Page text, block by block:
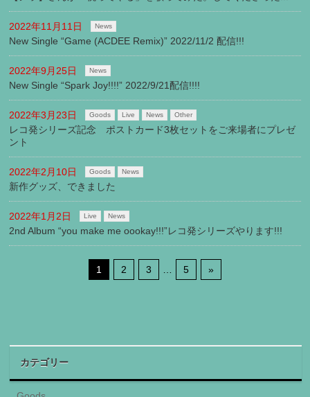
2022年11月11日 News
New Single “Game (ACDEE Remix)” 2022/11/2 配信!!!
2022年9月25日 News
New Single “Spark Joy!!!!” 2022/9/21配信!!!!
2022年3月23日 Goods Live News Other
レコ発シリーズ記念 ポストカード3枚セットをご来場者にプレゼ
ント
2022年2月10日 Goods News
新作グッズ、できました
2022年1月2日 Live News
2nd Album “you make me oookay!!!”レコ発シリーズやります!!!
1 2 3 5 »
カテゴリー